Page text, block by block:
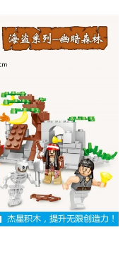
о товаре на
скидку 50₽ за
с фото.
о товаре
в нашем магазине